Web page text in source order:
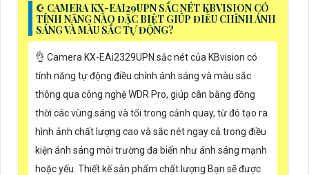
☪ CAMERA KX-EAI29UPN SẮC NÉT KBVISION CÓ
TÍNH NĂNG NÀO ĐẶC BIỆT GIÚP ĐIỀU CHỈNH ÁNH
SÁNG VÀ MÀU SẮC TỰ ĐỘNG?
👌 Camera KX-EAi2329UPN sắc nét của KBvision có
tính năng tự động điều chỉnh ánh sáng và màu sắc
thông qua công nghệ WDR Pro, giúp cân bằng đồng
thời các vùng sáng và tối trong cảnh quay, từ đó tạo ra
hình ảnh chất lượng cao và sắc nét ngay cả trong điều
kiện ánh sáng môi trường đa biến như ánh sáng mạnh
hoặc yếu. Thiết kế sản phẩm chất lượng Bạn sẽ được